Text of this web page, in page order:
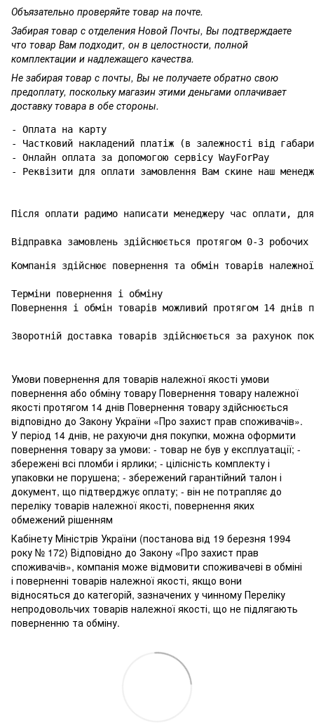
Объязательно проверяйте товар на почте.
Забирая товар с отделения Новой Почты, Вы подтверждаете
что товар Вам подходит, он в целостности, полной
комплектации и надлежащего качества.
Не забирая товар с почты, Вы не получаете обратно свою
предоплату, поскольку магазин этими деньгами оплачивает
доставку товара в обе стороны.
- Оплата на карту
- Частковий накладений платіж (в залежності від
- Онлайн оплата за допомогою сервісу WayForPay
- Реквізити для оплати замовлення Вам скине наш
Після оплати радимо написати менеджеру час оплати,
Відправка замовлень здійснюється протягом 0-3
Компанія здійснює повернення та обмін товарів
Терміни повернення і обміну
Повернення і обмін товарів можливий протягом 14 днів
Зворотній доставка товарів здійснюється за рахунок
Умови повернення для товарів належної якості умови
повернення або обміну товару Повернення товару належної
якості протягом 14 днів Повернення товару здійснюється
відповідно до Закону України «Про захист прав споживачів».
У період 14 днів, не рахуючи дня покупки, можна оформити
повернення товару за умови: - товар не був у експлуатації; -
збережені всі пломби і ярлики; - цілісність комплекту і
упаковки не порушена; - збережений гарантійний талон і
документ, що підтверджує оплату; - він не потрапляє до
переліку товарів належної якості, повернення яких
обмежений рішенням
Кабінету Міністрів України (постанова від 19 березня 1994
року № 172) Відповідно до Закону «Про захист прав
споживачів», компанія може відмовити споживачеві в обміні
і поверненні товарів належної якості, якщо вони
відносяться до категорій, зазначених у чинному Переліку
непродовольчих товарів належної якості, що не підлягають
поверненню та обміну.